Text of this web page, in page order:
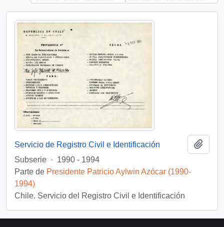
Servicio de Registro Civil e Identificación
Subserie · 1990 - 1994
Parte de Presidente Patricio Aylwin Azócar (1990-
1994)
Chile. Servicio del Registro Civil e Identificación